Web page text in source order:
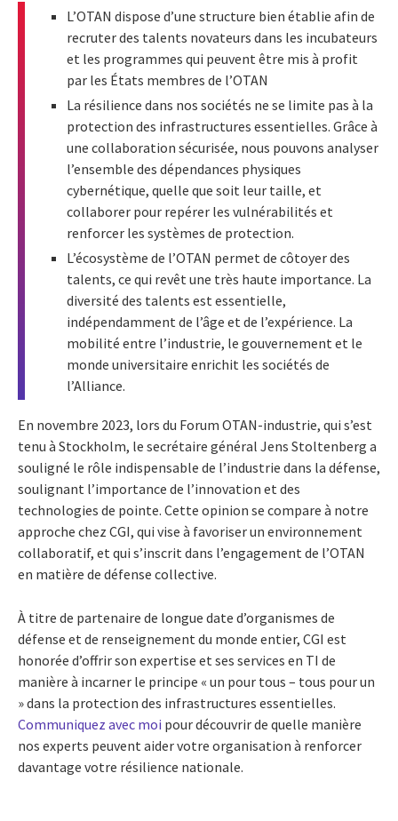
L’OTAN dispose d’une structure bien établie afin de
recruter des talents novateurs dans les incubateurs
et les programmes qui peuvent être mis à profit
par les États membres de l’OTAN
La résilience dans nos sociétés ne se limite pas à la
protection des infrastructures essentielles. Grâce à
une collaboration sécurisée, nous pouvons analyser
l’ensemble des dépendances physiques
cybernétique, quelle que soit leur taille, et
collaborer pour repérer les vulnérabilités et
renforcer les systèmes de protection.
L’écosystème de l’OTAN permet de côtoyer des
talents, ce qui revêt une très haute importance. La
diversité des talents est essentielle,
indépendamment de l’âge et de l’expérience. La
mobilité entre l’industrie, le gouvernement et le
monde universitaire enrichit les sociétés de
l’Alliance.
En novembre 2023, lors du Forum OTAN-industrie, qui s’est
tenu à Stockholm, le secrétaire général Jens Stoltenberg a
souligné le rôle indispensable de l’industrie dans la défense,
soulignant l’importance de l’innovation et des
technologies de pointe. Cette opinion se compare à notre
approche chez CGI, qui vise à favoriser un environnement
collaboratif, et qui s’inscrit dans l’engagement de l’OTAN
en matière de défense collective.
À titre de partenaire de longue date d’organismes de
défense et de renseignement du monde entier, CGI est
honorée d’offrir son expertise et ses services en TI de
manière à incarner le principe « un pour tous – tous pour un
» dans la protection des infrastructures essentielles.
Communiquez avec moi pour découvrir de quelle manière
nos experts peuvent aider votre organisation à renforcer
davantage votre résilience nationale.